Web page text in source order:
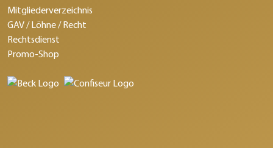
Mitgliederverzeichnis
GAV / Löhne / Recht
Rechtsdienst
Promo-Shop